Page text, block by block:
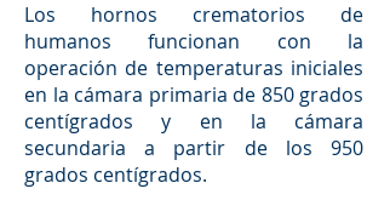
Los hornos crematorios de
humanos funcionan con la
operación de temperaturas iniciales
en la cámara primaria de 850 grados
centígrados y en la cámara
secundaria a partir de los 950
grados centígrados.